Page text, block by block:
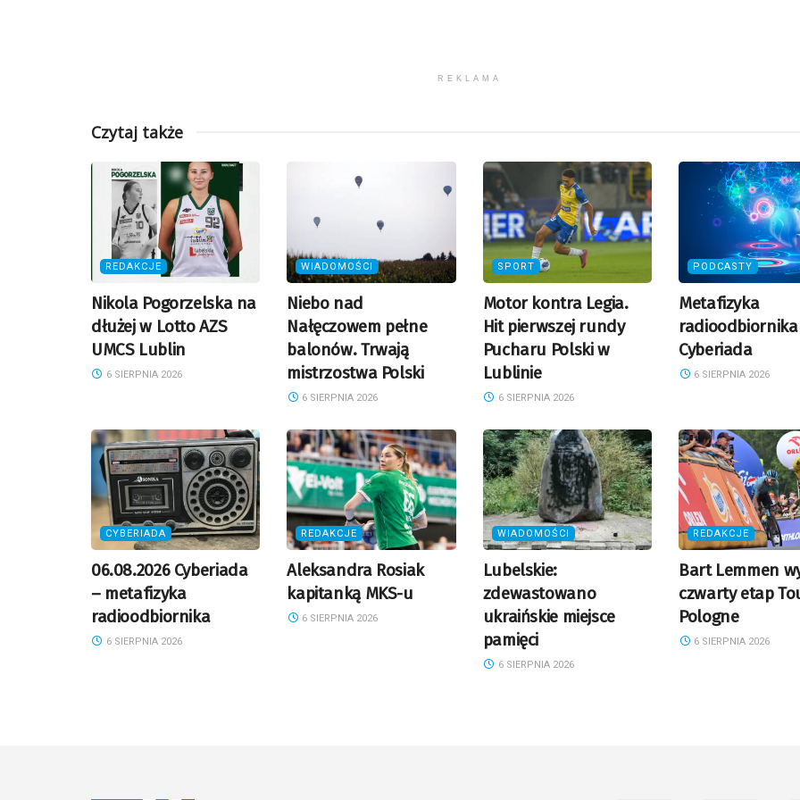
REKLAMA
Czytaj także
REDAKCJE
Nikola Pogorzelska na
dłużej w Lotto AZS
UMCS Lublin
6 SIERPNIA 2026
WIADOMOŚCI
Niebo nad
Nałęczowem pełne
balonów. Trwają
mistrzostwa Polski
6 SIERPNIA 2026
SPORT
Motor kontra Legia.
Hit pierwszej rundy
Pucharu Polski w
Lublinie
6 SIERPNIA 2026
PODCASTY
Metafizyka
Cyberiada
6 SIERPNIA 2026
CYBERIADA
06.08.2026 Cyberiada
– metafizyka
radioodbiornika
6 SIERPNIA 2026
REDAKCJE
Aleksandra Rosiak
kapitanką MKS-u
6 SIERPNIA 2026
WIADOMOŚCI
Lubelskie:
zdewastowano
ukraińskie miejsce
pamięci
6 SIERPNIA 2026
REDAKCJE
Bart Lemmen
czwarty etap
Pologne
6 SIERPNIA 2026